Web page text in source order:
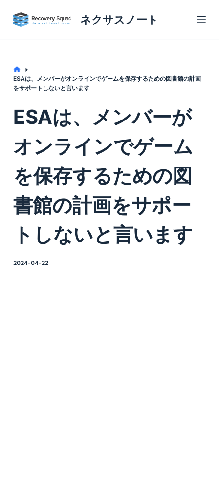
S
k
o
o
n
e
ネクサスノート
Home
ESAは、メンバーがオンラインでゲームを保存するための図書館の計画
をサポートしないと言います
ESAは、メンバーが
オンラインでゲーム
を保存するための図
書館の計画をサポー
トしないと言います
2024-04-22